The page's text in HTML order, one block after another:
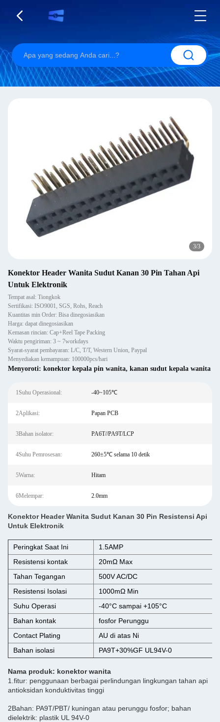
3/3
Konektor Header Wanita Sudut Kanan 30 Pin Tahan Api
Untuk Elektronik
Tempat asal: Tiongkok
Sertifikasi: ISO9001, SGS, Rohs, Reach
Kuantitas min Order: Bisa dinegosiasikan
Harga: dapat dinegosiasikan
Kemasan rincian: Cap+Reel Tape Packing
Waktu pengiriman: 3 ~ 7workdays
Syarat-syarat pembayaran: L/C, T/T, Western Union, Paypal
Menyediakan kemampuan: 100000pcs/hari
Menyoroti: konektor kepala pin wanita, kanan sudut kepala wanita
1Suhu Operasional: -40~105℃
2Aplikasi: Papan PCB
3Bahan isolator: PA6T//PA9T/LCP
4Suhu Pemrosesan: 260±5℃ selama 10 detik
5Warna: Hitam
6Melempar: 2.0mm
Konektor Header Wanita Sudut Kanan 30 Pin Resistensi Api
Untuk Elektronik
Peringkat Saat Ini
1.5AMP
Resistensi kontak
20mΩ Max
Tahan Tegangan
500V AC/DC
Resistensi Isolasi
1000mΩ Min
Suhu Operasi
-40°C sampai +105°C
Bahan kontak
fosfor Perunggu
Contact Plating
AU di atas Ni
Bahan isolasi
PA9T+30%GF UL94V-0
Nama produk: konektor wanita
1.fitur: penggunaan berbagai perlindungan lingkungan tahan api
antioksidan konduktivitas tinggi
2Bahan: PA9T/PBT/ kuningan atau perunggu fosfor; bahan
dielektrik: plastik UL 94V-0